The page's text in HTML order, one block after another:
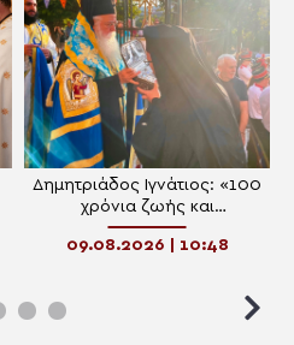
Δημητριάδος Ιγνάτιος: «100
χρόνια ζωής και
προσφοράς του Ιερού Ναού
Κοιμήσεως της Θεοτόκου
09.08.2026 | 10:48